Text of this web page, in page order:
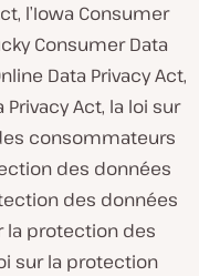
l’Iowa Consumer
Consumer Data
Data Privacy Act,
Act, la loi sur
consommateurs
des données
des données
la protection des
sur la protection